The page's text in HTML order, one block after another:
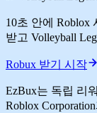
10초 안에 Roblox
받고 Volleyball
Robux 받기 시작
EzBux는 독립 리
Roblox